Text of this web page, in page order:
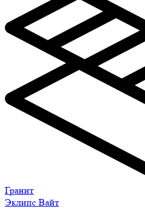
Гранит
Эклипс Вайт